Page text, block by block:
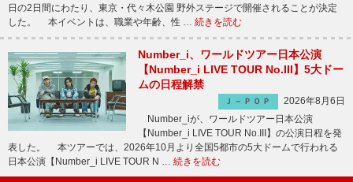
日の2日間にわたり、東京・代々木公園 野外ステージで開催されることが決定
した。 本イベントは、職業や年齢、性 … 続きを読む
Number_i、ワールドツアー日本公演
【Number_i LIVE TOUR No.III】5大ドー
ムの日程解禁
Ｊ－ＰＯＰ
2026年8月6日
Number_iが、ワールドツアー日本公演
【Number_i LIVE TOUR No.III】の公演日程を発
表した。 本ツアーでは、2026年10月より全国5都市の5大ドームで行われる
日本公演【Number_i LIVE TOUR N … 続きを読む